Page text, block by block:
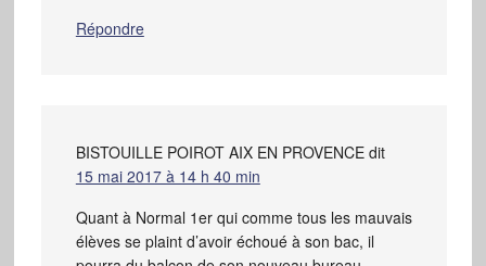
Répondre
BISTOUILLE POIROT AIX EN PROVENCE dit
15 mai 2017 à 14 h 40 min
Quant à Normal 1er qui comme tous les mauvais
élèves se plaint d’avoir échoué à son bac, il